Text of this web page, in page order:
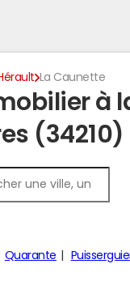
La Caunette
à
(34210)
Quarante